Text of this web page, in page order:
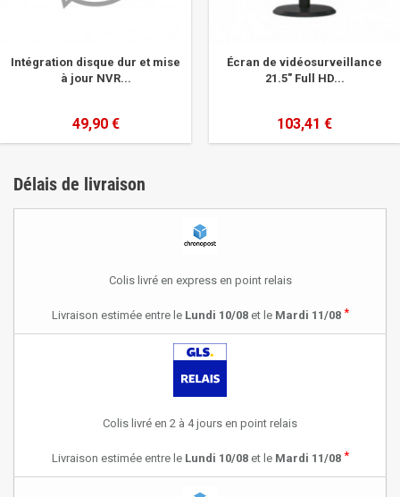
Intégration disque dur et mise
à jour NVR...
49,90 €
Écran de vidéosurveillance
21.5" Full HD...
103,41 €
Délais de livraison
Colis livré en express en point relais
Livraison estimée entre le Lundi 10/08et le Mardi 11/08 *
Colis livré en 2 à 4 jours en point relais
Livraison estimée entre le Lundi 10/08et le Mardi 11/08 *